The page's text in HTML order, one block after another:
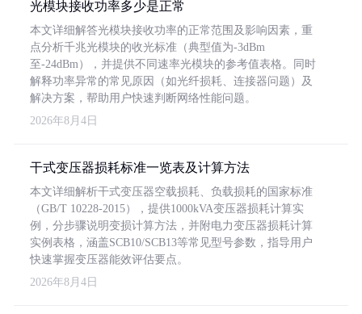
光模块接收功率多少是正常
本文详细解答光模块接收功率的正常范围及影响因素，重
点分析千兆光模块的收光标准（典型值为-3dBm
至-24dBm），并提供不同速率光模块的参考值表格。同时
解释功率异常的常见原因（如光纤损耗、连接器问题）及
解决方案，帮助用户快速判断网络性能问题。
2026年8月4日
干式变压器损耗标准一览表及计算方法
本文详细解析干式变压器空载损耗、负载损耗的国家标准
（GB/T 10228-2015），提供1000kVA变压器损耗计算实
例，分步骤说明变损计算方法，并附电力变压器损耗计算
实例表格，涵盖SCB10/SCB13等常见型号参数，指导用户
快速掌握变压器能效评估要点。
2026年8月4日